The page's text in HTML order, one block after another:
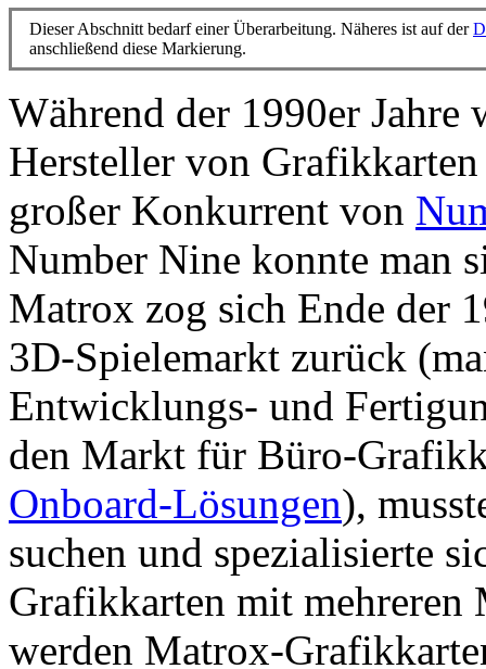
Dieser Abschnitt bedarf einer Überarbeitung. Näheres ist auf der
anschließend diese Markierung.
Während der 1990er
Hersteller von
großer Konkurrent von
Number Nine konnte man
Matrox zog sich Ende der
3D-Spielemarkt zurück
Entwicklungs- und
den Markt für Büro-
Onboard-Lösungen),
suchen und spezialisierte
Grafikkarten mit mehreren
werden Matrox-